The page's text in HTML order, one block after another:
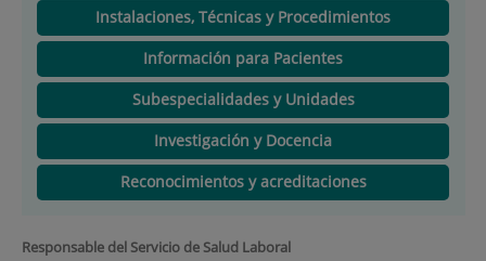
Instalaciones, Técnicas y Procedimientos
Información para Pacientes
Subespecialidades y Unidades
Investigación y Docencia
Reconocimientos y acreditaciones
Responsable del Servicio de Salud Laboral